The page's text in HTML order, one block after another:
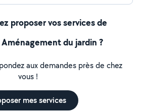
proposer vos services de
Aménagement du jardin ?
aux demandes près de chez
vous !
mes services